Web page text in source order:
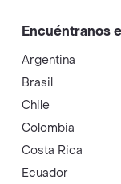
Encuéntranos
Argentina
Brasil
Chile
Colombia
Costa Rica
Ecuador